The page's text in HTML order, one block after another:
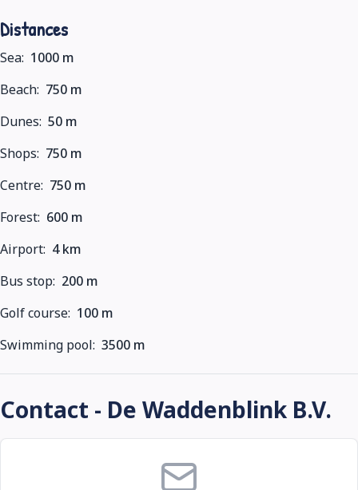
Distances
Sea: 1000 m
Beach: 750 m
Dunes: 50 m
Shops: 750 m
Centre: 750 m
Forest: 600 m
Airport: 4 km
Bus stop: 200 m
Golf course: 100 m
Swimming pool: 3500 m
Contact - De Waddenblink B.V.